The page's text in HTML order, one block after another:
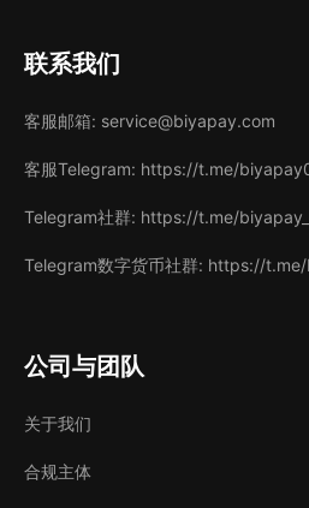
联系我们
客服邮箱: service@biyapay.com
客服Telegram: https://t.me/
Telegram社群: https://t.me/
Telegram数字货币社群: https://
公司与团队
关于我们
合规主体